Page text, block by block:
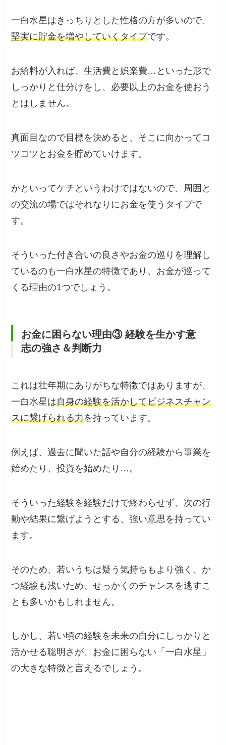
一白水星はきっちりとした性格の方が多いので、
堅実に貯金を増やしていくタイプです。
お給料が入れば、生活費と娯楽費…といった形で
しっかりと仕分けをし、必要以上のお金を使おう
とはしません。
真面目なので目標を決めると、そこに向かってコ
ツコツとお金を貯めていけます。
かといってケチというわけではないので、周囲と
の交流の場ではそれなりにお金を使うタイプで
す。
そういった付き合いの良さやお金の巡りを理解し
ているのも一白水星の特徴であり、お金が巡って
くる理由の1つでしょう。
お金に困らない理由③ 経験を生かす意
志の強さ＆判断力
これは壮年期にありがちな特徴ではありますが、
一白水星は自身の経験を活かしてビジネスチャン
スに繋げられる力を持っています。
例えば、過去に聞いた話や自分の経験から事業を
始めたり、投資を始めたり…。
そういった経験を経験だけで終わらせず、次の行
動や結果に繋げようとする、強い意思を持ってい
ます。
そのため、若いうちは疑う気持ちもより強く、か
つ経験も浅いため、せっかくのチャンスを逃すこ
とも多いかもしれません。
しかし、若い頃の経験を未来の自分にしっかりと
活かせる聡明さが、お金に困らない「一白水星」
の大きな特徴と言えるでしょう。